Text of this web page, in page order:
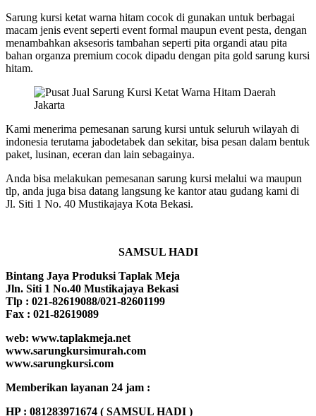
Sarung kursi ketat warna hitam cocok di gunakan untuk berbagai
macam jenis event seperti event formal maupun event pesta, dengan
menambahkan aksesoris tambahan seperti pita organdi atau pita
bahan organza premium cocok dipadu dengan pita gold sarung kursi
hitam.
Kami menerima pemesanan sarung kursi untuk seluruh wilayah di
indonesia terutama jabodetabek dan sekitar, bisa pesan dalam bentuk
paket, lusinan, eceran dan lain sebagainya.
Anda bisa melakukan pemesanan sarung kursi melalui wa maupun
tlp, anda juga bisa datang langsung ke kantor atau gudang kami di
Jl. Siti 1 No. 40 Mustikajaya Kota Bekasi.
SAMSUL HADI
Bintang Jaya Produksi Taplak Meja
Jln. Siti 1 No.40 Mustikajaya Bekasi
Tlp : 021-82619088/021-82601199
Fax : 021-82619089
web: www.taplakmeja.net
www.sarungkursimurah.com
www.sarungkursi.com
Memberikan layanan 24 jam :
HP : 081283971674 ( SAMSUL HADI )